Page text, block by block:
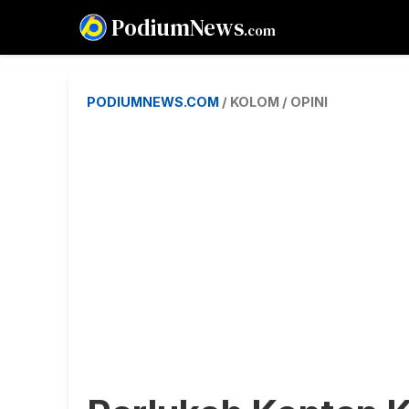
PodiumNews.com
PODIUMNEWS.COM / KOLOM / OPINI